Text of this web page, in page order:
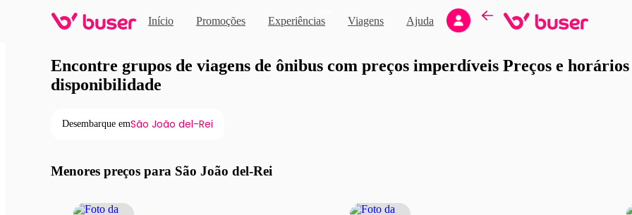
Início Promoções Experiências Viagens Ajuda
Viagens de ônibus em promoção
Encontre grupos de viagens de ônibus com preços imperdíveis Preços e horários
disponibilidade
Desembarque emSão João del-Rei
Menores preços para São João del-Rei